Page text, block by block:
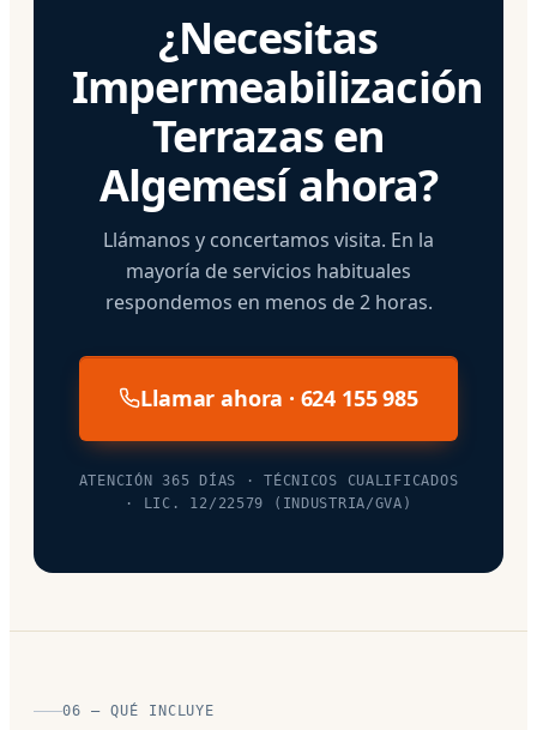
¿Necesitas
Impermeabilización
Terrazas en
Algemesí ahora?
Llámanos y concertamos visita. En la
mayoría de servicios habituales
respondemos en menos de 2 horas.
Llamar ahora · 624 155 985
ATENCIÓN 365 DÍAS · TÉCNICOS CUALIFICADOS
· LIC. 12/22579 (INDUSTRIA/GVA)
06 — QUÉ INCLUYE